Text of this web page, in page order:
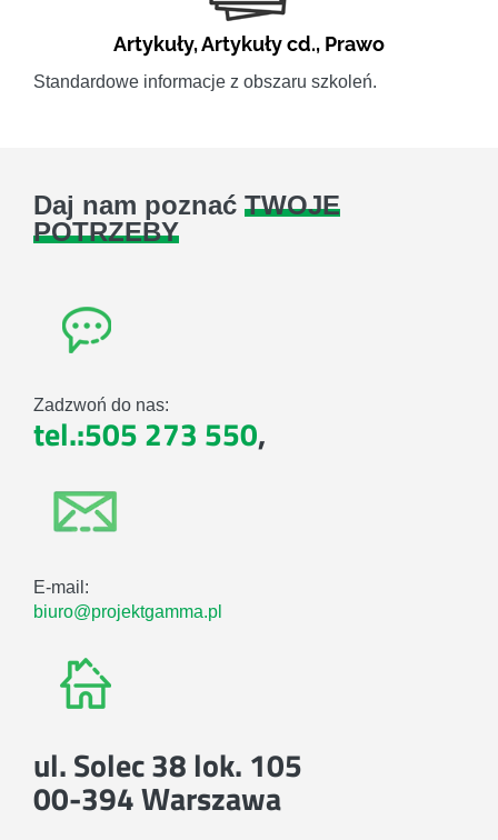
Artykuły,Artykuły cd., Prawo
Standardowe informacje z obszaru szkoleń.
Daj nam poznać TWOJE
POTRZEBY
Zadzwoń do nas:
tel.:505 273 550,
E-mail:
biuro@projektgamma.pl
ul. Solec 38 lok. 105
00-394 Warszawa